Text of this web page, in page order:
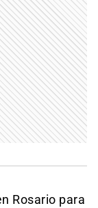
Rosario para